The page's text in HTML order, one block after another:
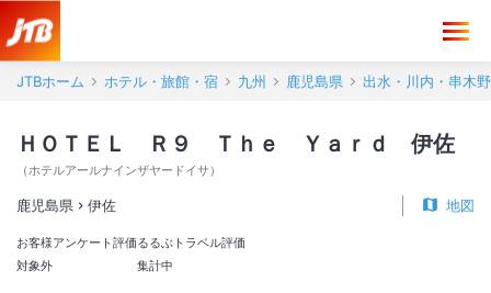
JTBホーム ホテル・旅館・宿 九州 鹿児島県 出水・川内・串木野
ＨＯＴＥＬ Ｒ９ Ｔｈｅ Ｙａｒｄ 伊佐
（ホテルアールナインザヤードイサ ）
鹿児島県 伊佐 地図
お客様アンケート評価
対象外
るるぶトラベル評価
集計中